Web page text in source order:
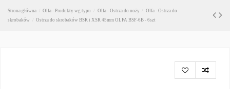
Strona główna Olfa - Produkty wg typu Olfa - Ostrza do noży
Olfa - Ostrza do
skrobaków
Ostrza do skrobaków BSR i XSR 45mm OLFA BSF-6B - 6szt